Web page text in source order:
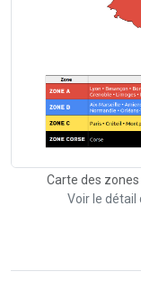
Carte des
Voir le détail